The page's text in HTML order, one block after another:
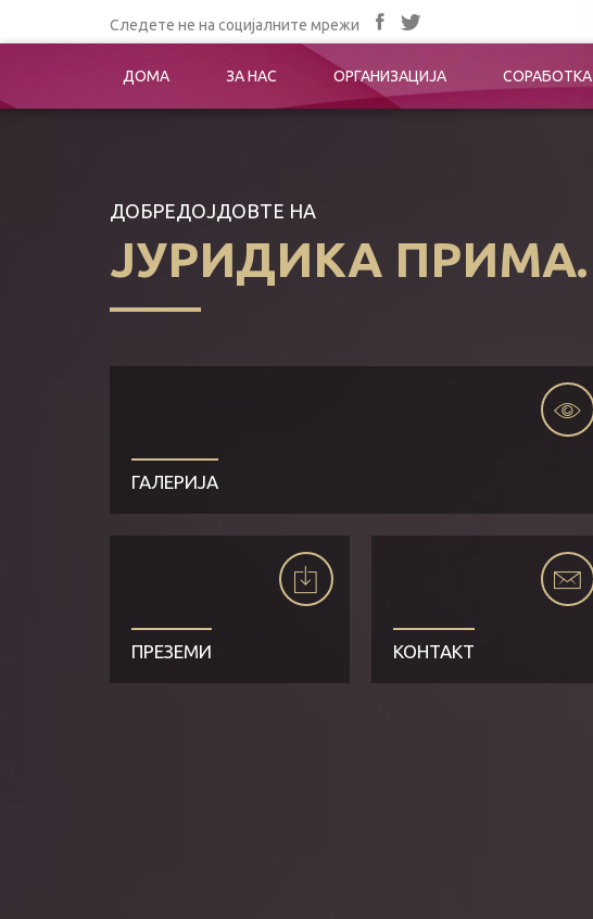
Следете не на социјалните мрежи
ДОМА ЗА НАС ОРГАНИЗАЦИЈА СОРАБОТКА
ДОБРЕДОЈДОВТЕ НА
ЈУРИДИКА ПРИМА.
ГАЛЕРИЈА
ПРЕЗЕМИ КОНТАКТ